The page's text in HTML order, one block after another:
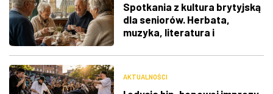
Spotkania z kultura brytyjską
dla seniorów. Herbata,
muzyka, literatura i
AKTUALNOŚCI